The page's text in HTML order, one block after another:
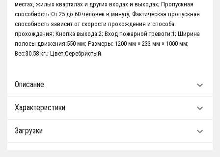
местах, жилых кварталах и других входах и выходах; Пропускная
способность:От 25 до 60 человек в минуту; Фактическая пропускная
способность зависит от скорости прохождения и способа
прохождения; Кнопка выхода:2; Вход пожарной тревоги:1; Ширина
полосы движения:550 мм; Размеры: 1200 мм × 233 мм × 1000 мм;
Вес:30.58 кг.; Цвет:Серебристый.
Описание
Характеристики
Загрузки